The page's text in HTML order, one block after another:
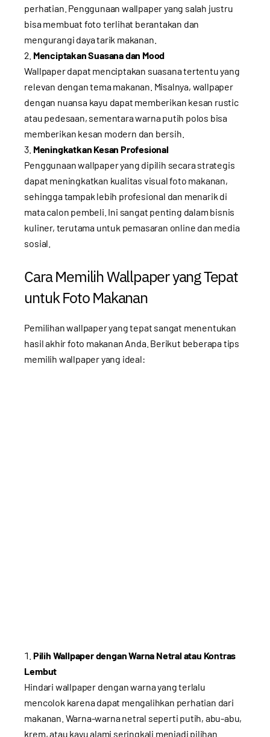
perhatian. Penggunaan wallpaper yang salah justru
bisa membuat foto terlihat berantakan dan
mengurangi daya tarik makanan.
Menciptakan Suasana dan Mood
Wallpaper dapat menciptakan suasana tertentu yang
relevan dengan tema makanan. Misalnya, wallpaper
dengan nuansa kayu dapat memberikan kesan rustic
atau pedesaan, sementara warna putih polos bisa
memberikan kesan modern dan bersih.
Meningkatkan Kesan Profesional
Penggunaan wallpaper yang dipilih secara strategis
dapat meningkatkan kualitas visual foto makanan,
sehingga tampak lebih profesional dan menarik di
mata calon pembeli. Ini sangat penting dalam bisnis
kuliner, terutama untuk pemasaran online dan media
sosial.
Cara Memilih Wallpaper yang Tepat
untuk Foto Makanan
Pemilihan wallpaper yang tepat sangat menentukan
hasil akhir foto makanan Anda. Berikut beberapa tips
memilih wallpaper yang ideal:
Pilih Wallpaper dengan Warna Netral atau Kontras
Lembut
Hindari wallpaper dengan warna yang terlalu
mencolok karena dapat mengalihkan perhatian dari
makanan. Warna-warna netral seperti putih, abu-abu,
krem, atau kayu alami seringkali menjadi pilihan